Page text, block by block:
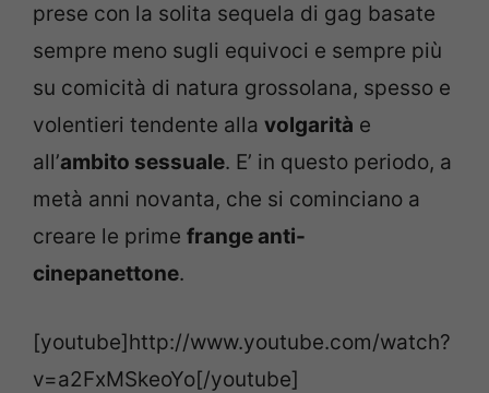
prese con la solita sequela di gag basate
sempre meno sugli equivoci e sempre più
su comicità di natura grossolana, spesso e
volentieri tendente alla volgarità e
all’ambito sessuale. E’ in questo periodo, a
metà anni novanta, che si cominciano a
creare le prime frange anti-
cinepanettone.
[youtube]http://www.youtube.com/watch?
v=a2FxMSkeoYo[/youtube]